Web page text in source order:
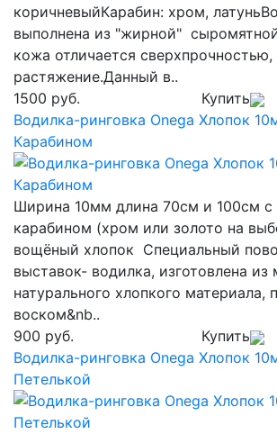
коричневыйКарабин: хром,
выполнена из "жирной"
кожа отличается сверхпрочностью,
растяжение.Данный в..
1500 руб.
Купить
Водилка-ринговка Onega Хлопок
Карабином
Ширина 10мм длина 70см и 100см с
карабином (хром или золото на
вощёный хлопок Специальный
выставок- водилка, изготовлена из
натурального хлопкого материала,
воском&nb..
900 руб.
Купить
Водилка-ринговка Onega Хлопок
Петелькой